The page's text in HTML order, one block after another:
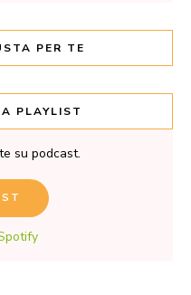
PER TE
PLAYLIST
su podcast.